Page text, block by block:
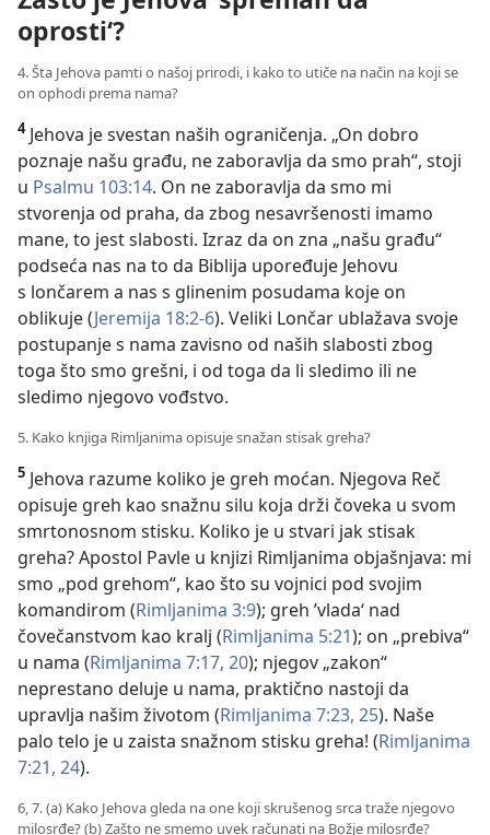
oprosti‘?
4. Šta Jehova pamti o našoj prirodi, i kako to utiče na način na koji se
on ophodi prema nama?
4Jehova je svestan naših ograničenja. „On dobro
poznaje našu građu, ne zaboravlja da smo prah“, stoji
u Psalmu 103:14. On ne zaboravlja da smo mi
stvorenja od praha, da zbog nesavršenosti imamo
mane, to jest slabosti. Izraz da on zna „našu građu“
podseća nas na to da Biblija upoređuje Jehovu
s lončarem a nas s glinenim posudama koje on
oblikuje (Jeremija 18:2-6). Veliki Lončar ublažava svoje
postupanje s nama zavisno od naših slabosti zbog
toga što smo grešni, i od toga da li sledimo ili ne
sledimo njegovo vođstvo.
5. Kako knjiga Rimljanima opisuje snažan stisak greha?
5 Jehova razume koliko je greh moćan. Njegova Reč
opisuje greh kao snažnu silu koja drži čoveka u svom
smrtonosnom stisku. Koliko je u stvari jak stisak
greha? Apostol Pavle u knjizi Rimljanima objašnjava: mi
smo „pod grehom“, kao što su vojnici pod svojim
komandirom (Rimljanima 3:9); greh ’vlada‘ nad
čovečanstvom kao kralj (Rimljanima 5:21); on „prebiva“
u nama (Rimljanima 7:17, 20); njegov „zakon“
neprestano deluje u nama, praktično nastoji da
upravlja našim životom (Rimljanima 7:23, 25). Naše
palo telo je u zaista snažnom stisku greha! (Rimljanima
7:21, 24).
6, 7. (a) Kako Jehova gleda na one koji skrušenog srca traže njegovo
milosrđe? (b) Zašto ne smemo uvek računati na Božje milosrđe?